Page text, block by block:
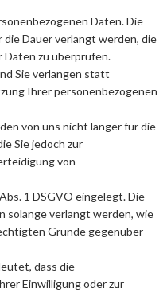
Daten. Die
die Dauer verlangt werden, die
Daten zu überprüfen.
Sie verlangen statt
Ihrer personenbezogenen
von uns nicht länger für die
Sie jedoch zur
von
1 DSGVO eingelegt. Die
solange verlangt werden, wie
Gründe gegenüber
dass die
Einwilligung oder zur